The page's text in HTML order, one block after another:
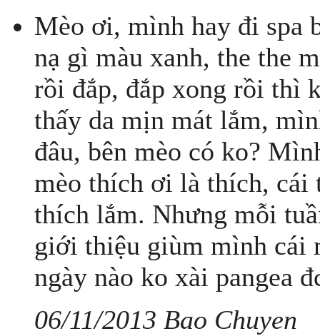
Mèo ơi, mình hay đi spa
nạ gì màu xanh, the the
rồi đắp, đắp xong rồi thì
thấy da mịn mát lắm,
đâu, bên mèo có ko?
mèo thích ơi là thích, cái
thích lắm. Nhưng mỗi
giới thiệu giùm mình cái
ngày nào ko xài pangea
06/11/2013 Bao Chuyen